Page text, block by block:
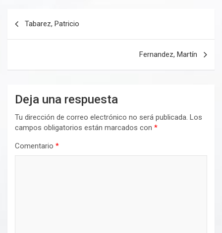
Tabarez, Patricio
Fernandez, Martín
Deja una respuesta
Tu dirección de correo electrónico no será publicada. Los
campos obligatorios están marcados con *
Comentario *